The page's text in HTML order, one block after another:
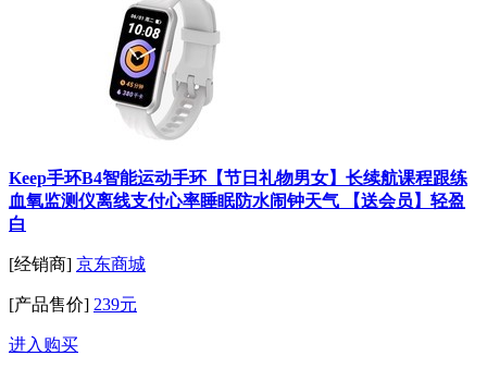
Keep手环B4智能运动手环【节日礼物男女】长续航课程跟练
血氧监测仪离线支付心率睡眠防水闹钟天气 【送会员】轻盈
白
[经销商] 京东商城
[产品售价] 239元
进入购买